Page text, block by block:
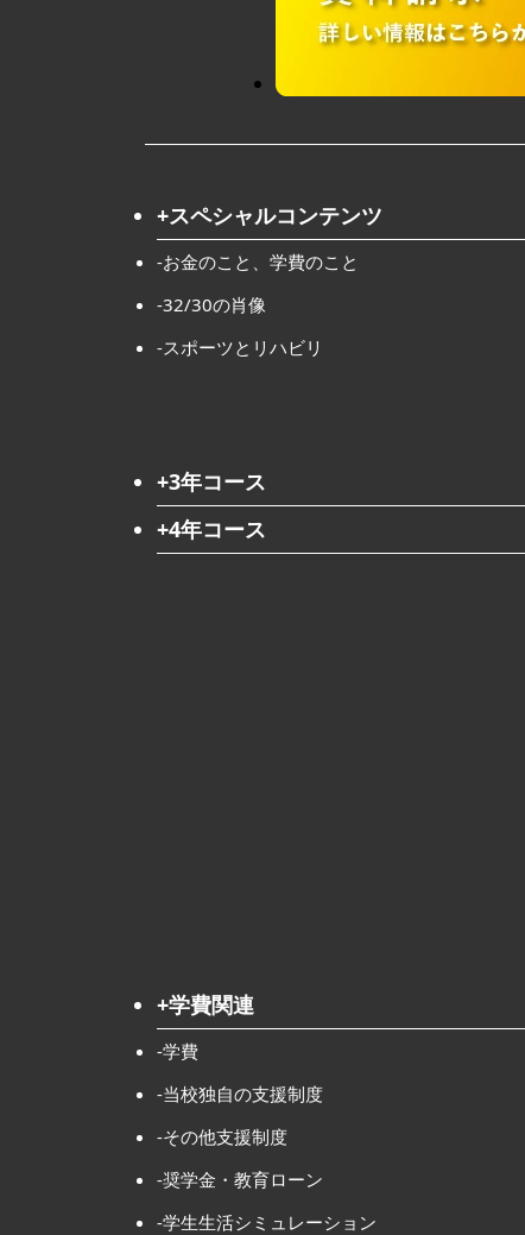
+スペシャルコンテンツ
-お金のこと、学費のこと
-32/30の肖像
-スポーツとリハビリ
+3年コース
+4年コース
+学費関連
-学費
-当校独自の支援制度
-その他支援制度
-奨学金・教育ローン
-学生生活シミュレーション